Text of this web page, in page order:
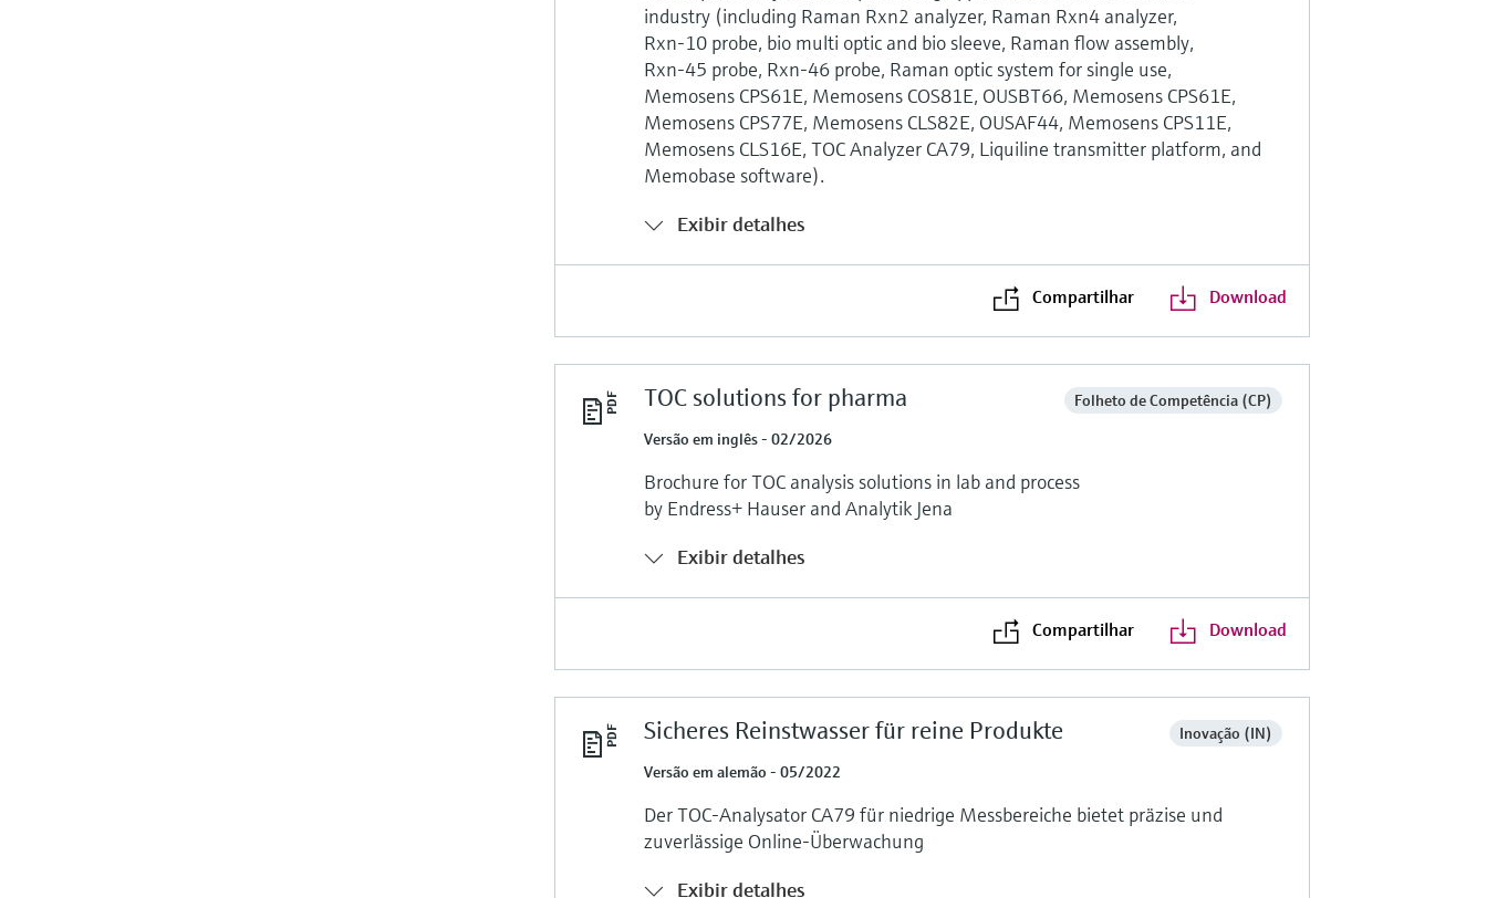
industry (including Raman Rxn2 analyzer, Raman Rxn4 analyzer,
Rxn-10 probe, bio multi optic and bio sleeve, Raman flow assembly,
Rxn-45 probe, Rxn-46 probe, Raman optic system for single use,
Memosens CPS61E, Memosens COS81E, OUSBT66, Memosens CPS61E,
Memosens CPS77E, Memosens CLS82E, OUSAF44, Memosens CPS11E,
Memosens CLS16E, TOC Analyzer CA79, Liquiline transmitter platform, and
Memobase software).
Exibir detalhes
Compartilhar Download
TOC solutions for pharma
Folheto de Competência (CP)
Versão em inglês - 02/2026
Brochure for TOC analysis solutions in lab and process
by Endress+ Hauser and Analytik Jena
Exibir detalhes
Compartilhar Download
Sicheres Reinstwasser für reine Produkte
Inovação (IN)
Versão em alemão - 05/2022
Der TOC-Analysator CA79 für niedrige Messbereiche bietet präzise und
zuverlässige Online-Überwachung
Exibir detalhes